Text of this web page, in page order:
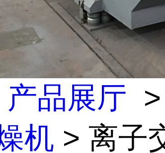
产品展厅 >
机 > 离子